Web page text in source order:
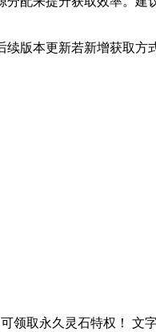
版本更新若新增获取
领取永久灵石特权！